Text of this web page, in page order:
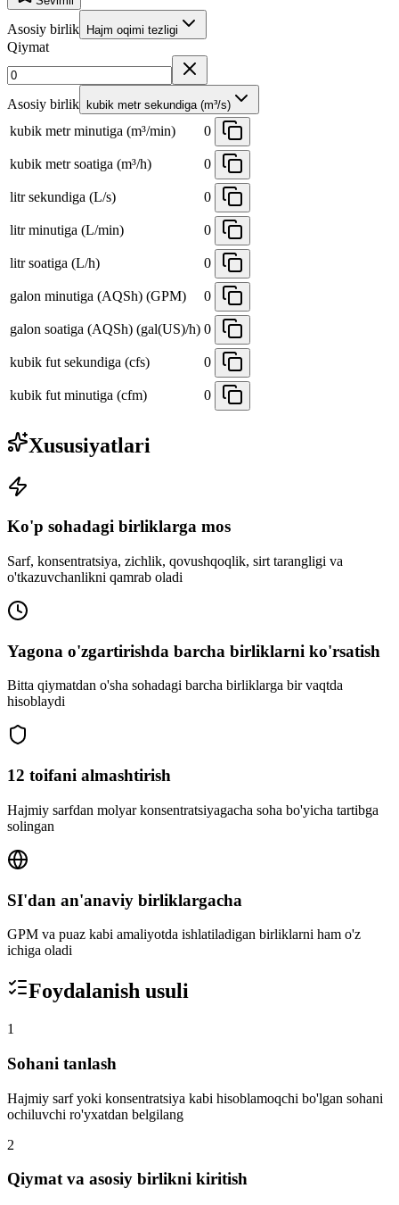
Asosiy birlik Hajm oqimi tezligi
Qiymat
Asosiy birlik kubik metr sekundiga (m³/s)
kubik metr minutiga (m³/min) 0
kubik metr soatiga (m³/h) 0
litr sekundiga (L/s) 0
litr minutiga (L/min) 0
litr soatiga (L/h) 0
galon minutiga (AQSh) (GPM) 0
galon soatiga (AQSh) (gal(US)/h) 0
kubik fut sekundiga (cfs) 0
kubik fut minutiga (cfm) 0
Xususiyatlari
Ko'p sohadagi birliklarga mos
Sarf, konsentratsiya, zichlik, qovushqoqlik, sirt tarangligi va
o'tkazuvchanlikni qamrab oladi
Yagona o'zgartirishda barcha birliklarni ko'rsatish
Bitta qiymatdan o'sha sohadagi barcha birliklarga bir vaqtda
hisoblaydi
12 toifani almashtirish
Hajmiy sarfdan molyar konsentratsiyagacha soha bo'yicha tartibga
solingan
SI'dan an'anaviy birliklargacha
GPM va puaz kabi amaliyotda ishlatiladigan birliklarni ham o'z
ichiga oladi
Foydalanish usuli
1
Sohani tanlash
Hajmiy sarf yoki konsentratsiya kabi hisoblamoqchi bo'lgan sohani
ochiluvchi ro'yxatdan belgilang
2
Qiymat va asosiy birlikni kiritish